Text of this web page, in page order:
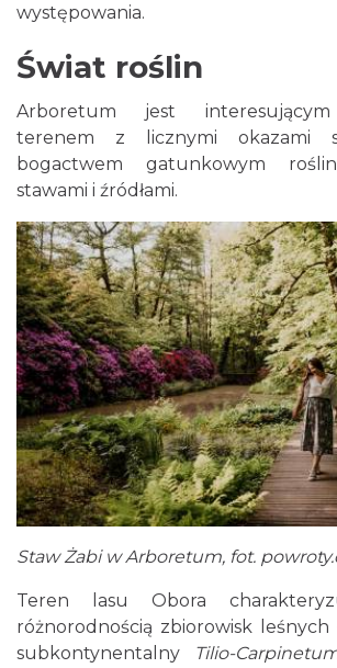
występowania.
Świat roślin
Arboretum jest interesującym
terenem z licznymi okazami
bogactwem gatunkowym
stawami i źródłami.
Staw Żabi w Arboretum, fot.
Teren lasu Obora
różnorodnością zbiorowisk
subkontynentalny Tilio-